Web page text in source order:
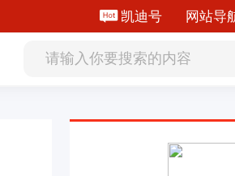
凯迪号 网站导